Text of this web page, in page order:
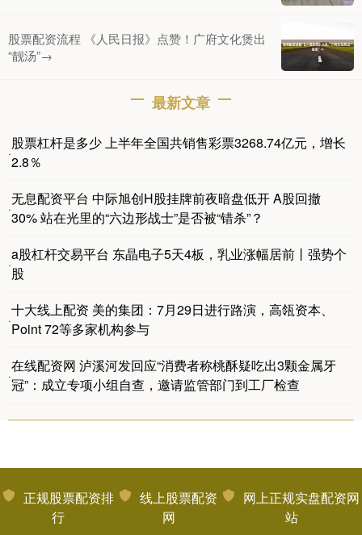
股票配资流程 《人民日报》点赞！广府文化煲出
“靓汤”→
最新文章
·
股票杠杆是多少 上半年全国共销售彩票3268.74亿元，增长
2.8％
·
无息配资平台 中际旭创H股挂牌前夜暗盘低开 A股回撤
30% 站在光里的“六边形战士”是否被“错杀”？
·
a股杠杆交易平台 东晶电子5天4板，乳业涨幅居前丨强势个
股
·
十大线上配资 美的集团：7月29日进行路演，高瓴资本、
Point 72等多家机构参与
·
在线配资网 泸溪河发回应“消费者称桃酥疑吃出3颗金属牙
冠”：成立专项小组自查，邀请监管部门到工厂检查
正规股票配资排
行
线上股票配资
网
网上正规实盘配资网
站